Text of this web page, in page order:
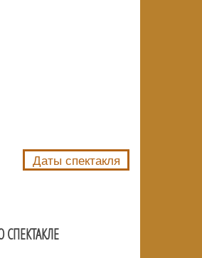
Даты спектакля
СПЕКТАКЛЕ